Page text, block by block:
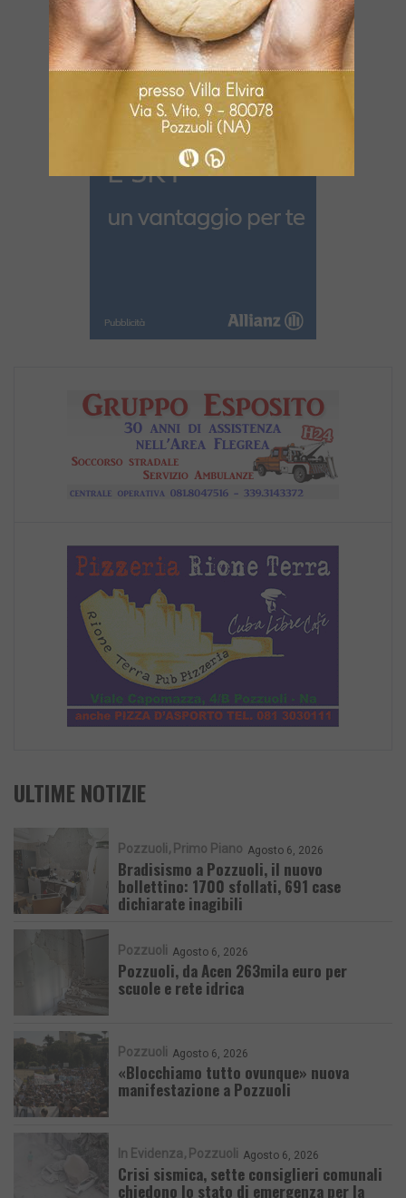
ULTIME NOTIZIE
Pozzuoli Primo Piano Agosto 6, 2026
Bradisismo a Pozzuoli, il nuovo
bollettino: 1700 sfollati, 691 case
dichiarate inagibili
Pozzuoli Agosto 6, 2026
Pozzuoli, da Acen 263mila euro per
scuole e rete idrica
Pozzuoli Agosto 6, 2026
«Blocchiamo tutto ovunque» nuova
manifestazione a Pozzuoli
In Evidenza Pozzuoli Agosto 6, 2026
Crisi sismica, sette consiglieri comunali
chiedono lo stato di emergenza per la